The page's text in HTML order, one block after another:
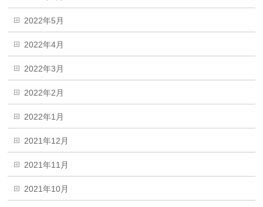
2022年5月
2022年4月
2022年3月
2022年2月
2022年1月
2021年12月
2021年11月
2021年10月